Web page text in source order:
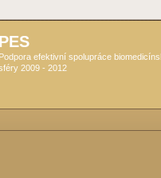
PES
Podpora efektivní spolupráce
2009 - 2012